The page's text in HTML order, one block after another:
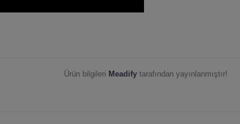
Ürün bilgileri Meadify tarafından yayınlanmıştır!